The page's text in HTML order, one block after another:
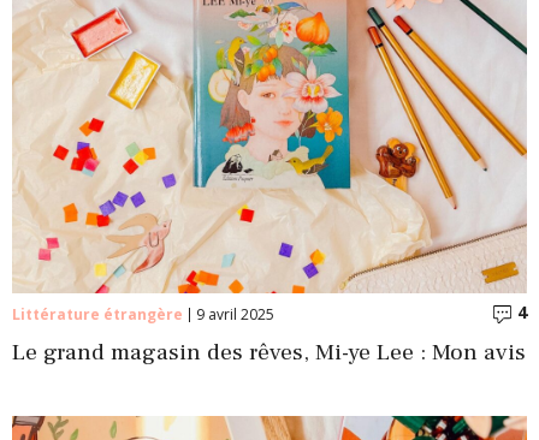
Littérature étrangère 9 avril 2025 4
Le grand magasin des rêves, Mi-ye Lee : Mon avis